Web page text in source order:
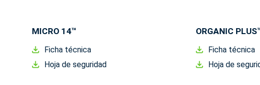
MICRO 14™
Ficha técnica
Hoja de seguridad
ORGANIC
Ficha técnica
Hoja de